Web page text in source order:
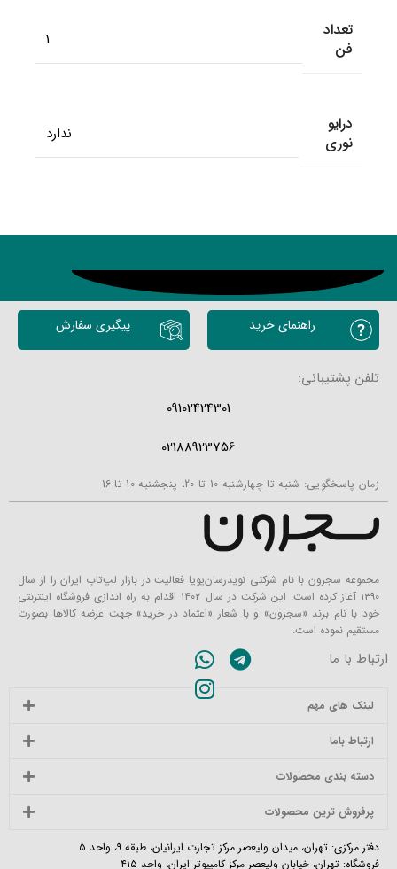
تعداد
فن
1
درایو
نوری
ندارد
محصولات مشابه
راهنمای خرید پیگیری سفارش
تلفن پشتیبانی:
09102424301
02188923756
زمان پاسخگویی: شنبه تا چهارشنبه 10 تا 20، پنجشنبه 10 تا 16
مجموعه سجرون با نام شرکتی نویدرسان‌پویا فعالیت در بازار لپ‌تاپ ایران را از سال
۱۳۹۰ آغاز کرده است. این شرکت در سال ۱۴۰۲ اقدام به راه اندازی فروشگاه اینترنتی
خود با نام برند «سجرون» و با شعار «اعتماد در خرید» جهت عرضه کالاها بصورت
مستقیم نموده است.
ارتباط با ما
لینک های مهم
ارتباط باما
دسته بندی محصولات
پرفروش ترین محصولات
دفتر مرکزی: تهران، میدان ولیعصر مرکز تجارت ایرانیان، طبقه ۹، واحد ۵
فروشگاه: تهران، خیابان ولیعصر مرکز کامپیوتر ایران، واحد ۴۱۵